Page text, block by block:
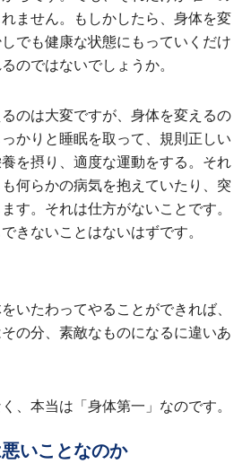
ません。もしかしたら、身体を変
でも健康な状態にもっていくだけ
のではないでしょうか。
のは大変ですが、身体を変えるの
かりと睡眠を取って、規則正しい
を摂り、適度な運動をする。それ
何らかの病気を抱えていたり、突
す。それは仕方がないことです。
きないことはないはずです。
いたわってやることができれば、
の分、素敵なものになるに違いあ
、本当は「身体第一」なのです。
悪いことなのか